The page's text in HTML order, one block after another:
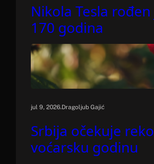
Nikola Tesla
170 godina
jul 9, 2026.Dragoljub Gajić
Srbija očekuje
voćarsku godinu